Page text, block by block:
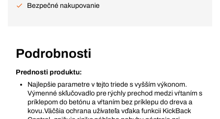
Bezpečné nakupovanie
Podrobnosti
Prednosti produktu:
Najlepšie parametre v tejto triede s vyšším výkonom.
Výmenné skľučovadlo pre rýchly prechod medzi vŕtaním s
príklepom do betónu a vŕtaním bez príklepu do dreva a
kovu.Väčšia ochrana užívateľa vďaka funkcii KickBack